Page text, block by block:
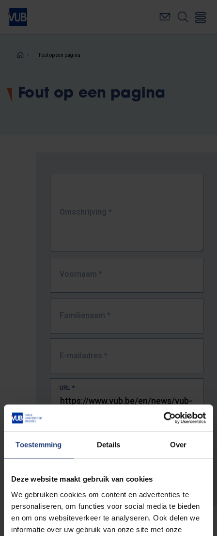
Toestemming Details Over
Deze website maakt gebruik van cookies
We gebruiken cookies om content en advertenties te
personaliseren, om functies voor social media te bieden
en om ons websiteverkeer te analyseren. Ook delen we
informatie over uw gebruik van onze site met onze
Overslaan
naar
inhoudKruimelpad
Fout op een pagina
Fout op een pagina
Omschrijving *
Voornaam *
Familienaam *
E-mailadres *
URL *
De volledige URL van de pagina waar je de fout zag.